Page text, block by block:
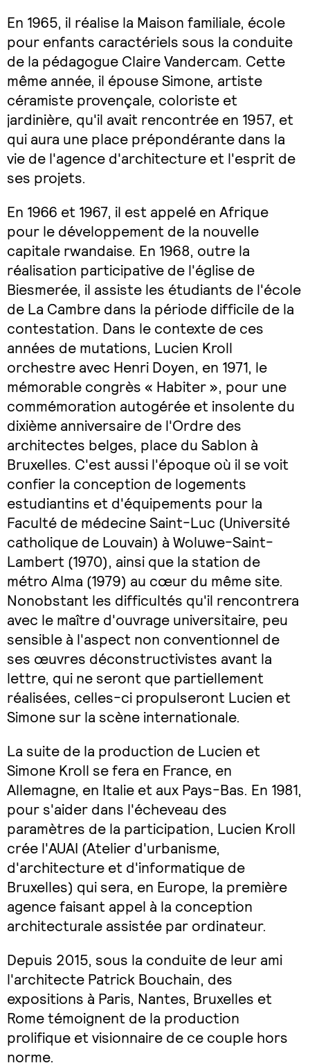
En 1965, il réalise la Maison familiale, école
pour enfants caractériels sous la conduite
de la pédagogue Claire Vandercam. Cette
même année, il épouse Simone, artiste
céramiste provençale, coloriste et
jardinière, qu'il avait rencontrée en 1957, et
qui aura une place prépondérante dans la
vie de l'agence d'architecture et l'esprit de
ses projets.
En 1966 et 1967, il est appelé en Afrique
pour le développement de la nouvelle
capitale rwandaise. En 1968, outre la
réalisation participative de l'église de
Biesmerée, il assiste les étudiants de l'école
de La Cambre dans la période difficile de la
contestation. Dans le contexte de ces
années de mutations, Lucien Kroll
orchestre avec Henri Doyen, en 1971, le
mémorable congrès « Habiter », pour une
commémoration autogérée et insolente du
dixième anniversaire de l'Ordre des
architectes belges, place du Sablon à
Bruxelles. C'est aussi l'époque où il se voit
confier la conception de logements
estudiantins et d'équipements pour la
Faculté de médecine Saint-Luc (Université
catholique de Louvain) à Woluwe-Saint-
Lambert (1970), ainsi que la station de
métro Alma (1979) au cœur du même site.
Nonobstant les difficultés qu'il rencontrera
avec le maître d'ouvrage universitaire, peu
sensible à l'aspect non conventionnel de
ses œuvres déconstructivistes avant la
lettre, qui ne seront que partiellement
réalisées, celles-ci propulseront Lucien et
Simone sur la scène internationale.
La suite de la production de Lucien et
Simone Kroll se fera en France, en
Allemagne, en Italie et aux Pays-Bas. En 1981,
pour s'aider dans l'écheveau des
paramètres de la participation, Lucien Kroll
crée l'AUAI (Atelier d'urbanisme,
d'architecture et d'informatique de
Bruxelles) qui sera, en Europe, la première
agence faisant appel à la conception
architecturale assistée par ordinateur.
Depuis 2015, sous la conduite de leur ami
l'architecte Patrick Bouchain, des
expositions à Paris, Nantes, Bruxelles et
Rome témoignent de la production
prolifique et visionnaire de ce couple hors
norme.